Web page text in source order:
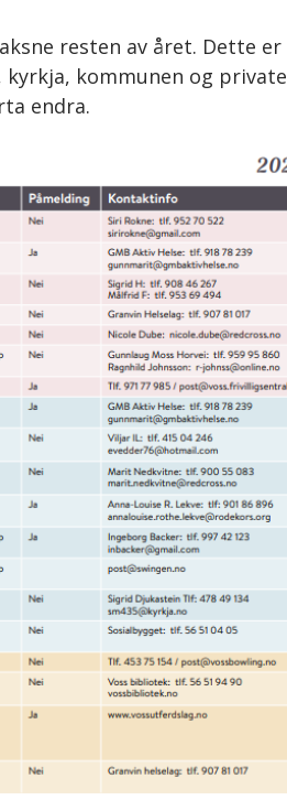
resten av året. Dette er
kommunen og private
endra.